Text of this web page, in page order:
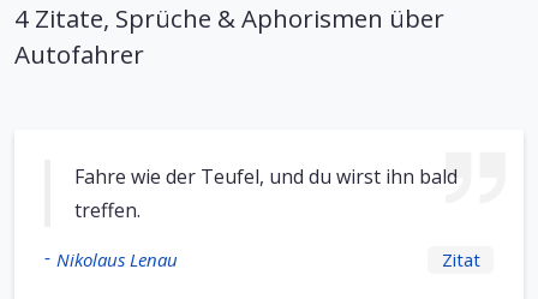
4 Zitate, Sprüche & Aphorismen über
Autofahrer
Fahre wie der Teufel, und du wirst ihn bald
treffen.
- Nikolaus Lenau Zitat